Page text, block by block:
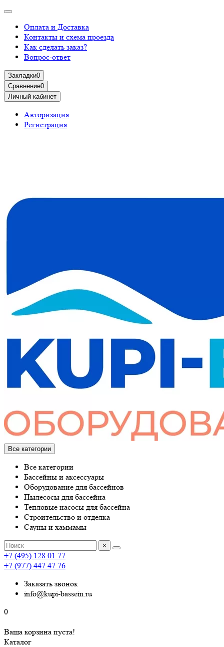
Оплата и Доставка
Контакты и схема проезда
Как сделать заказ?
Вопрос-ответ
Закладки0
Сравнение0
Личный кабинет
Авторизация
Регистрация
Все категории
Все категории
Бассейны и аксессуары
Оборудование для бассейнов
Пылесосы для бассейна
Тепловые насосы для бассейна
Строительство и отделка
Сауны и хаммамы
×
+7 (495) 128 01 77
+7 (977) 447 47 76
Заказать звонок
info@kupi-bassein.ru
0
Ваша корзина пуста!
Каталог